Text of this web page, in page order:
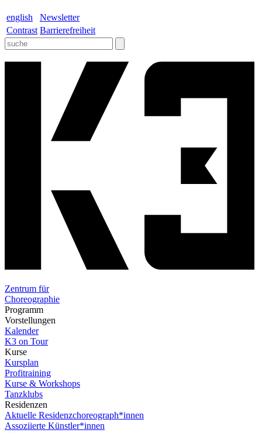
english
Newsletter
Contrast Barrierefreiheit
Zentrum für
Choreographie
Programm
Vorstellungen
Kalender
K3 on Tour
Kurse
Kursplan
Profitraining
Kurse & Workshops
Tanzklubs
Residenzen
Aktuelle Residenzchoreograph*innen
Assoziierte Künstler*innen